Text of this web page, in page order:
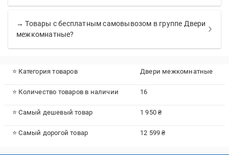
→ Товары с бесплатным самовывозом в группе Двери
межкомнатные?
⭐ Категория товаров Двери межкомнатные
⭐ Количество товаров в наличии 16
⭐ Самый дешевый товар 1 950 ₴
⭐ Самый дорогой товар 12 599 ₴